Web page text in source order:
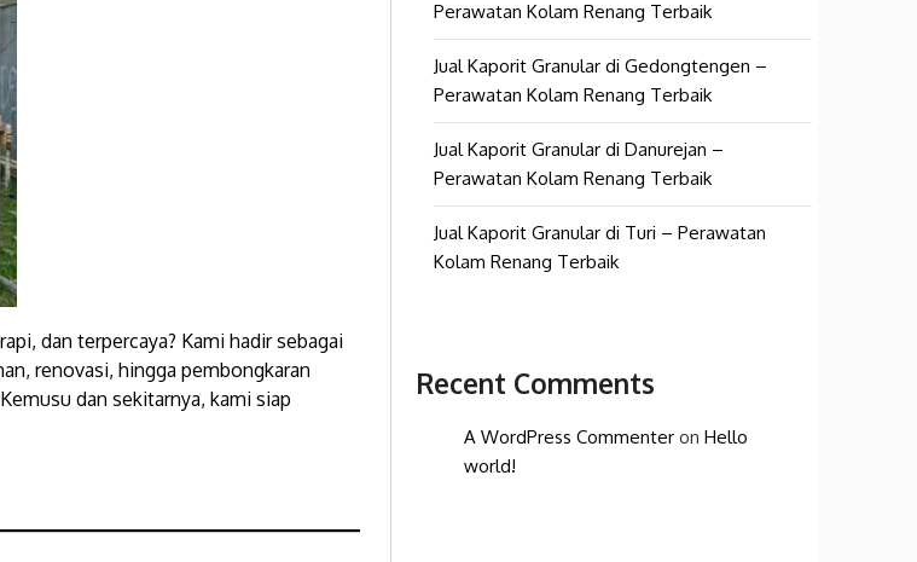
dan terpercaya? Kami hadir sebagai
renovasi, hingga pembongkaran
dan sekitarnya, kami siap
Perawatan Kolam Renang Terbaik
Jual Kaporit Granular di Gedongtengen –
Perawatan Kolam Renang Terbaik
Jual Kaporit Granular di Danurejan –
Perawatan Kolam Renang Terbaik
Jual Kaporit Granular di Turi – Perawatan
Kolam Renang Terbaik
Recent Comments
A WordPress Commenter on Hello
world!